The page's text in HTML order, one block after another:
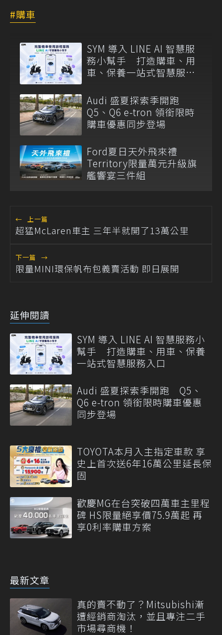
購車
SYM 導入 LINE AI 智慧服
務小幫手 打造購車、用
車、保養一站式智慧服務
Audi 盛夏探索季開跑
Q5、Q6 e-tron 領銜限時
購車優惠同步登場
Ford夏日天外飛來禮
Territory限量萬元升級旗
艦響宴三件組
← 上一篇
超猛McLaren車主 三年半就開了13萬公里
下一篇 →
限量MINI環保帆布包義賣活動 即日展開
延伸閱讀
SYM 導入 LINE AI 智慧服務小
幫手 打造購車、用車、保養
一站式智慧服務入口
Audi 盛夏探索季開跑 Q5、
Q6 e-tron 領銜限時購車優惠
同步登場
TOYOTA本月入主指定車款 享
史上首次送6年16萬公里延長保
固
歡慶MG在台突破四萬車主里程
碑 HS限量絕享價75.9萬起 再
享0利率購車方案
最新文章
真的賣不動了？Mitsubishi漸
遭經銷商淘汰，並且專注二手
市場尋商機！